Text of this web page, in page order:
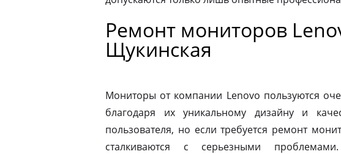
Ремонт мониторов
Щукинская
Мониторы от компании Lenovo пользуются
благодаря их уникальному дизайну и
пользователя, но если требуется ремонт
сталкиваются с серьезными